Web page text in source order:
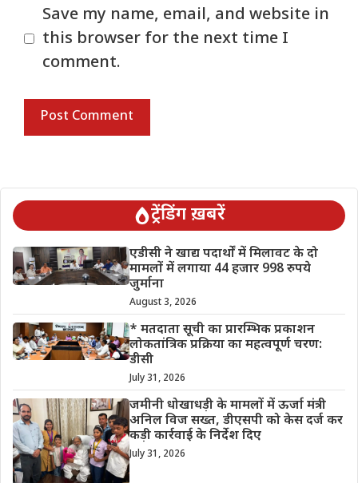
Save my name, email, and website in
this browser for the next time I
comment.
ट्रेंडिंग ख़बरें
एडीसी ने खाद्य पदार्थों में मिलावट के दो
मामलों में लगाया 44 हजार 998 रुपये
जुर्माना
August 3, 2026
* मतदाता सूची का प्रारम्भिक प्रकाशन
लोकतांत्रिक प्रक्रिया का महत्वपूर्ण चरण:
डीसी
July 31, 2026
जमीनी धोखाधड़ी के मामलों में ऊर्जा मंत्री
अनिल विज सख्त, डीएसपी को केस दर्ज कर
कड़ी कार्रवाई के निर्देश दिए
July 31, 2026